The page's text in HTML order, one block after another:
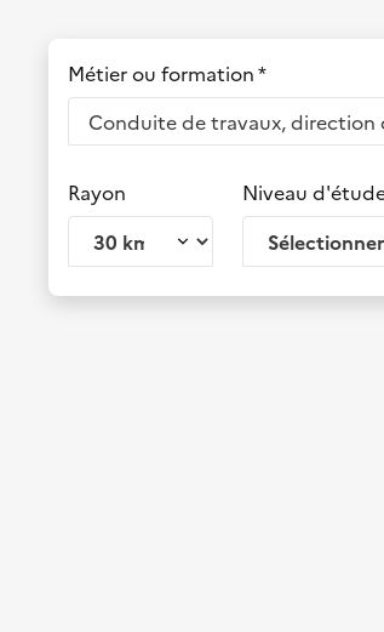
Métier ou formation *
Rayon Niveau